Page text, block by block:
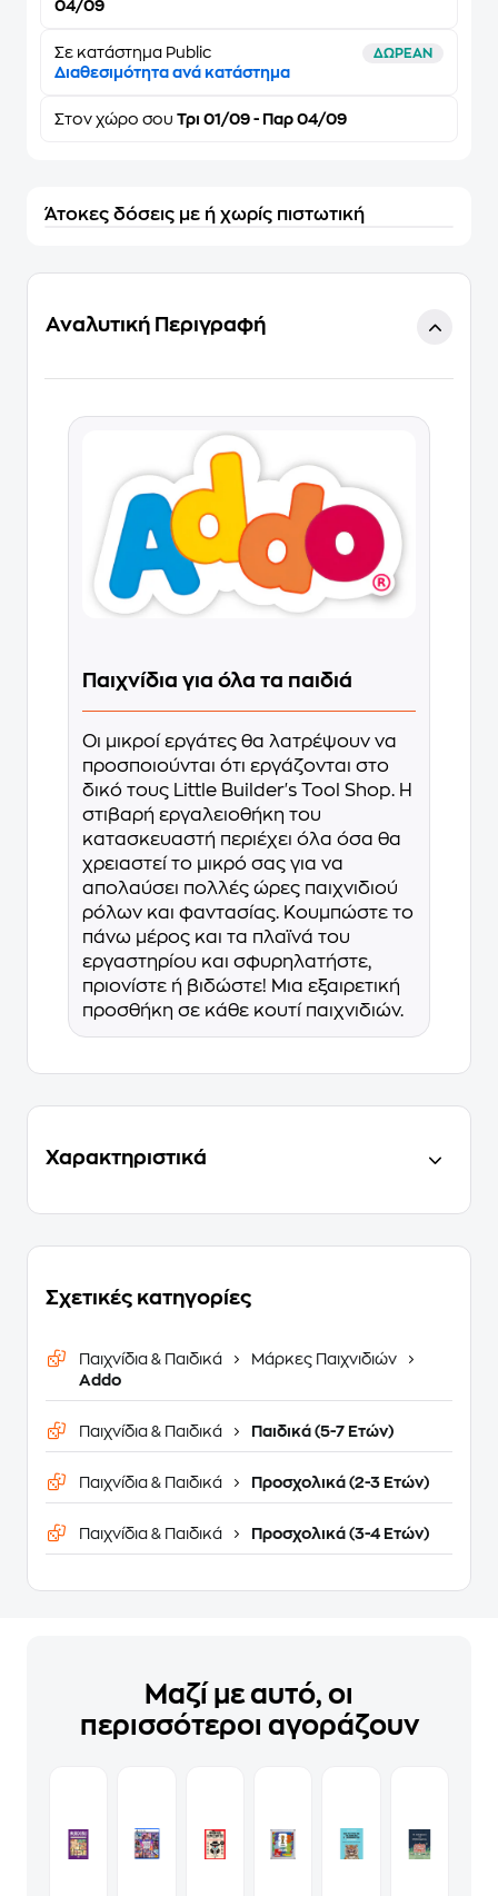
04/09
Σε κατάστημα Public ΔΩΡΕΑΝ
Διαθεσιμότητα ανά κατάστημα
Στον χώρο σου Τρι 01/09 - Παρ 04/09
Άτοκες δόσεις με ή χωρίς πιστωτική
Αναλυτική Περιγραφή
Παιχνίδια για όλα τα παιδιά
Οι μικροί εργάτες θα λατρέψουν να
προσποιούνται ότι εργάζονται στο
δικό τους Little Builder's Tool Shop. Η
στιβαρή εργαλειοθήκη του
κατασκευαστή περιέχει όλα όσα θα
χρειαστεί το μικρό σας για να
απολαύσει πολλές ώρες παιχνιδιού
ρόλων και φαντασίας. Κουμπώστε το
πάνω μέρος και τα πλαϊνά του
εργαστηρίου και σφυρηλατήστε,
πριονίστε ή βιδώστε! Μια εξαιρετική
προσθήκη σε κάθε κουτί παιχνιδιών.
Χαρακτηριστικά
Σχετικές κατηγορίες
Παιχνίδια & Παιδικά
Μάρκες Παιχνιδιών
Addo
Παιχνίδια & Παιδικά Παιδικά (5-7 Ετών)
Παιχνίδια & Παιδικά Προσχολικά (2-3 Ετών)
Παιχνίδια & Παιδικά Προσχολικά (3-4 Ετών)
Μαζί με αυτό, οι
περισσότεροι αγοράζουν